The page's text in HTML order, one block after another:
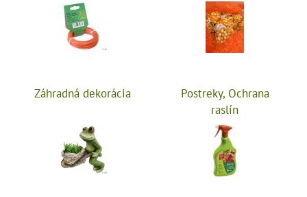
Záhradná dekorácia
Postreky, Ochrana
raslín